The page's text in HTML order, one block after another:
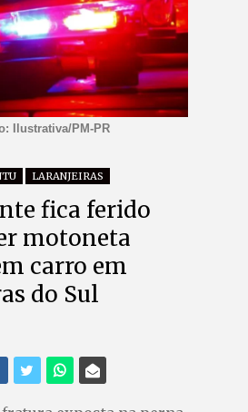
Ilustrativa/PM-PR
LARANJEIRAS
fica ferido
motoneta
carro em
do Sul